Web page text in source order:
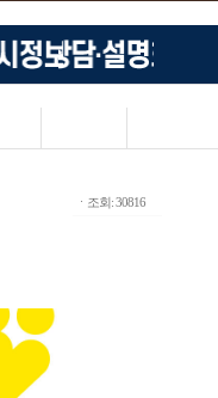
ㆍ조회: 30816